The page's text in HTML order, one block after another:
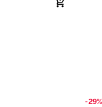
-29%